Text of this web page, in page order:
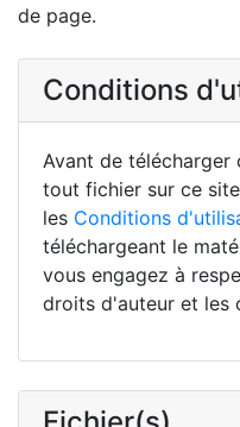
de page.
Conditions
Avant de télécharger
tout fichier sur ce
les Conditions
téléchargeant le
vous engagez à
droits d'auteur et les